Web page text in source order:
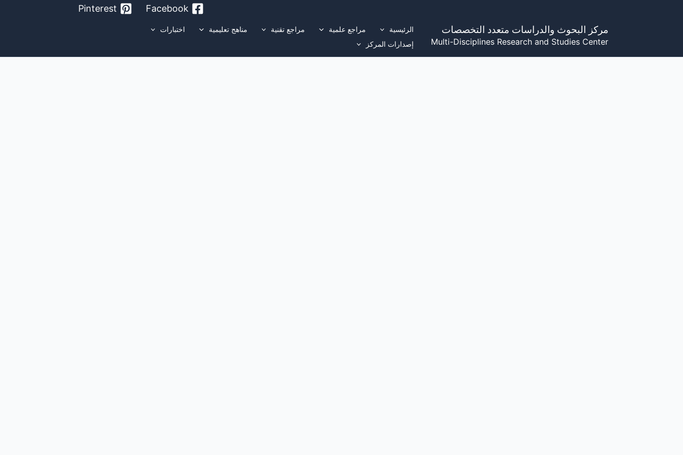
Facebook
Pinterest
مركز البحوث والدراسات متعدد التخصصات
Multi-Disciplines Research and Studies Center
الرئيسية مراجع علمية مراجع تقنية مناهج تعليمية
اختبارات
إصدارات المركز